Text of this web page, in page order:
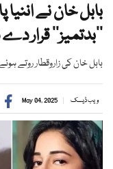
بابل خان نے اننیا
’’بدتمیز‘‘ قرار دے
بابل خان کی زاروقطار روتے
ویب ڈیسک May 04, 2025